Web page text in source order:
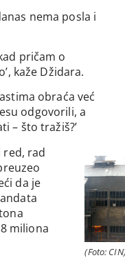
nema posla i
pričam o
kaže Džidara.
obraća već
odgovorili, a
– što tražiš?’
(Foto:
red, rad
da je
miliona